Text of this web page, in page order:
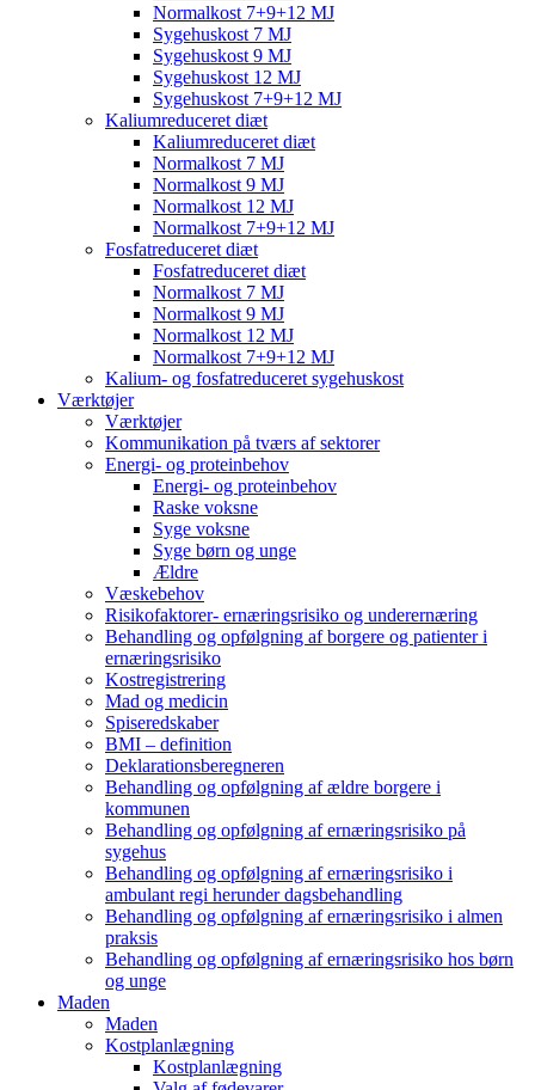
Normalkost 7+9+12 MJ
Sygehuskost 7 MJ
Sygehuskost 9 MJ
Sygehuskost 12 MJ
Sygehuskost 7+9+12 MJ
Kaliumreduceret diæt
Kaliumreduceret diæt
Normalkost 7 MJ
Normalkost 9 MJ
Normalkost 12 MJ
Normalkost 7+9+12 MJ
Fosfatreduceret diæt
Fosfatreduceret diæt
Normalkost 7 MJ
Normalkost 9 MJ
Normalkost 12 MJ
Normalkost 7+9+12 MJ
Kalium- og fosfatreduceret sygehuskost
Værktøjer
Værktøjer
Kommunikation på tværs af sektorer
Energi- og proteinbehov
Energi- og proteinbehov
Raske voksne
Syge voksne
Syge børn og unge
Ældre
Væskebehov
Risikofaktorer- ernæringsrisiko og underernæring
Behandling og opfølgning af borgere og patienter i
ernæringsrisiko
Kostregistrering
Mad og medicin
Spiseredskaber
BMI – definition
Deklarationsberegneren
Behandling og opfølgning af ældre borgere i
kommunen
Behandling og opfølgning af ernæringsrisiko på
sygehus
Behandling og opfølgning af ernæringsrisiko i
ambulant regi herunder dagsbehandling
Behandling og opfølgning af ernæringsrisiko i almen
praksis
Behandling og opfølgning af ernæringsrisiko hos børn
og unge
Maden
Maden
Kostplanlægning
Kostplanlægning